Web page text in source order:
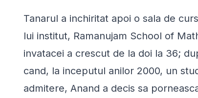
Tanarul a inchiritat apoi o sala de
lui institut, Ramanujam School of
invatacei a crescut de la doi la 36;
cand, la inceputul anilor 2000, un
admitere, Anand a decis sa